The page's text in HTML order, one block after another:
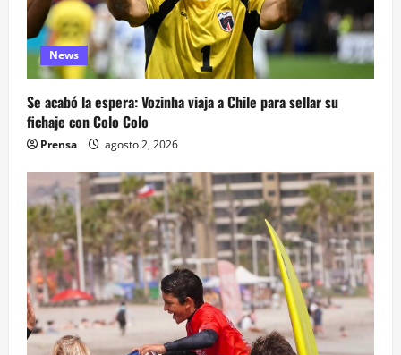
News
Se acabó la espera: Vozinha viaja a Chile para sellar su
fichaje con Colo Colo
Prensa agosto 2, 2026